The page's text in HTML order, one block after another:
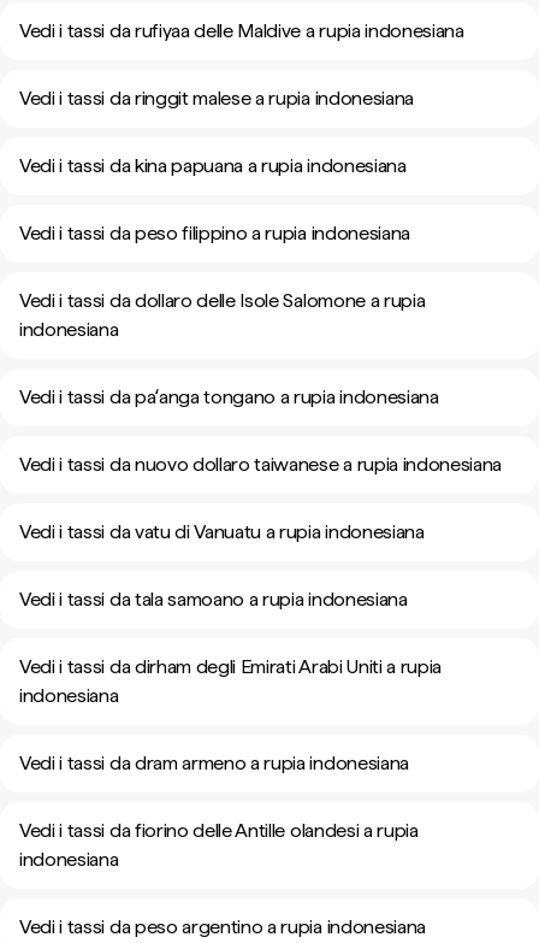
Vedi i tassi da rufiyaa delle Maldive a rupia indonesiana
Vedi i tassi da ringgit malese a rupia indonesiana
Vedi i tassi da kina papuana a rupia indonesiana
Vedi i tassi da peso filippino a rupia indonesiana
Vedi i tassi da dollaro delle Isole Salomone a rupia
indonesiana
Vedi i tassi da paʻanga tongano a rupia indonesiana
Vedi i tassi da nuovo dollaro taiwanese a rupia indonesiana
Vedi i tassi da vatu di Vanuatu a rupia indonesiana
Vedi i tassi da tala samoano a rupia indonesiana
Vedi i tassi da dirham degli Emirati Arabi Uniti a rupia
indonesiana
Vedi i tassi da dram armeno a rupia indonesiana
Vedi i tassi da fiorino delle Antille olandesi a rupia
indonesiana
Vedi i tassi da peso argentino a rupia indonesiana